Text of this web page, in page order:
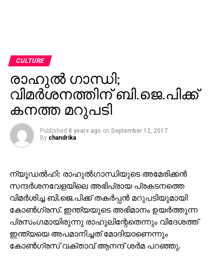
CULTURE
രാഹുല്‍ ഗാന്ധി;
വിമര്‍ശനത്തിന് ബി.ജെ.പിക്ക്
കനത്ത മറുപടി
Published 8 years ago on September 12, 2017
By chandrika
ന്യൂഡല്‍ഹി: രാഹുല്‍ഗാന്ധിയുടെ അമേരിക്കന്‍
സന്ദര്‍ശനവേളയിലെ അഭിപ്രായ പ്രകടനത്തെ
വിമര്‍ശിച്ച ബി.ജെ.പിക്ക് തകര്‍പ്പന്‍ മറുപടിയുമായി
കോണ്‍ഗ്രസ്. ഇന്ത്യയുടെ അഭിമാനം ഉയര്‍ത്തുന്ന
പ്രസംഗമായിരുന്നു രാഹുലിന്റേതെന്നും വിദേശത്ത്
ഇന്ത്യയെ അപമാനിച്ചത് മോദിയാണെന്നും
കോണ്‍ഗ്രസ് വക്താവ് ആനന്ദ് ശര്‍മ പറഞ്ഞു.